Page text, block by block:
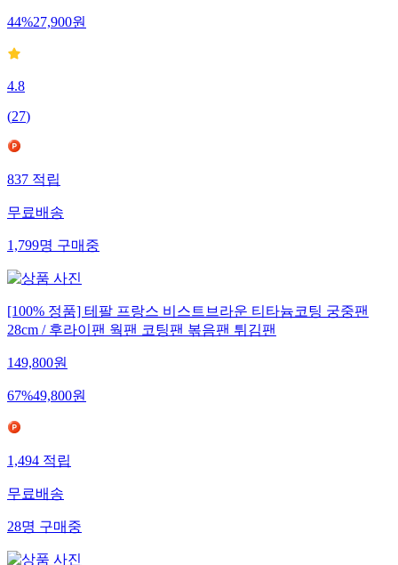
44%27,900원
4.8
(27)
837 적립
무료배송
1,799명 구매중
[100% 정품] 테팔 프랑스 비스트브라운 티타늄코팅 궁중팬
28cm / 후라이팬 웍팬 코팅팬 볶음팬 튀김팬
149,800원
67%49,800원
1,494 적립
무료배송
28명 구매중